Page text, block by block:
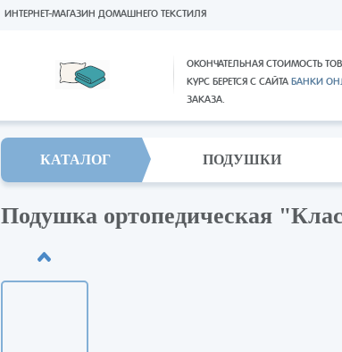
ОКОНЧАТЕЛЬНАЯ СТОИМОСТЬ
КУРС БЕРЕТСЯ С САЙТА БАНКИ
ЗАКАЗА.
ИНТЕРНЕТ-МАГАЗИН ДОМАШНЕГО ТЕКСТИЛЯ
КАТАЛОГ ПОДУШКИ
Подушка ортопедическая